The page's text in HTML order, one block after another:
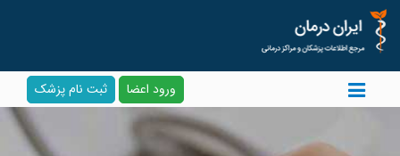
ورود اعضا ثبت نام پزشک